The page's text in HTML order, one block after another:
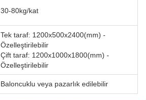
30-80kg/kat
Tek taraf: 1200x500x2400(mm) -
Özelleştirilebilir
Çift taraf: 1200x1000x1800(mm) -
Özelleştirilebilir
Baloncuklu veya pazarlık edilebilir